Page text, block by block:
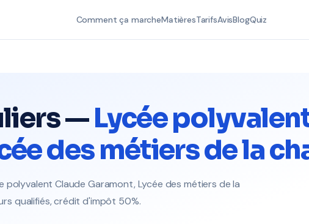
Comment ça marcheMatièresTarifsAvisBlogQuiz
—Lycée
des métiers de la
polyvalent Claude Garamont, Lycée des métiers de la
qualifiés, crédit d'impôt 50%.